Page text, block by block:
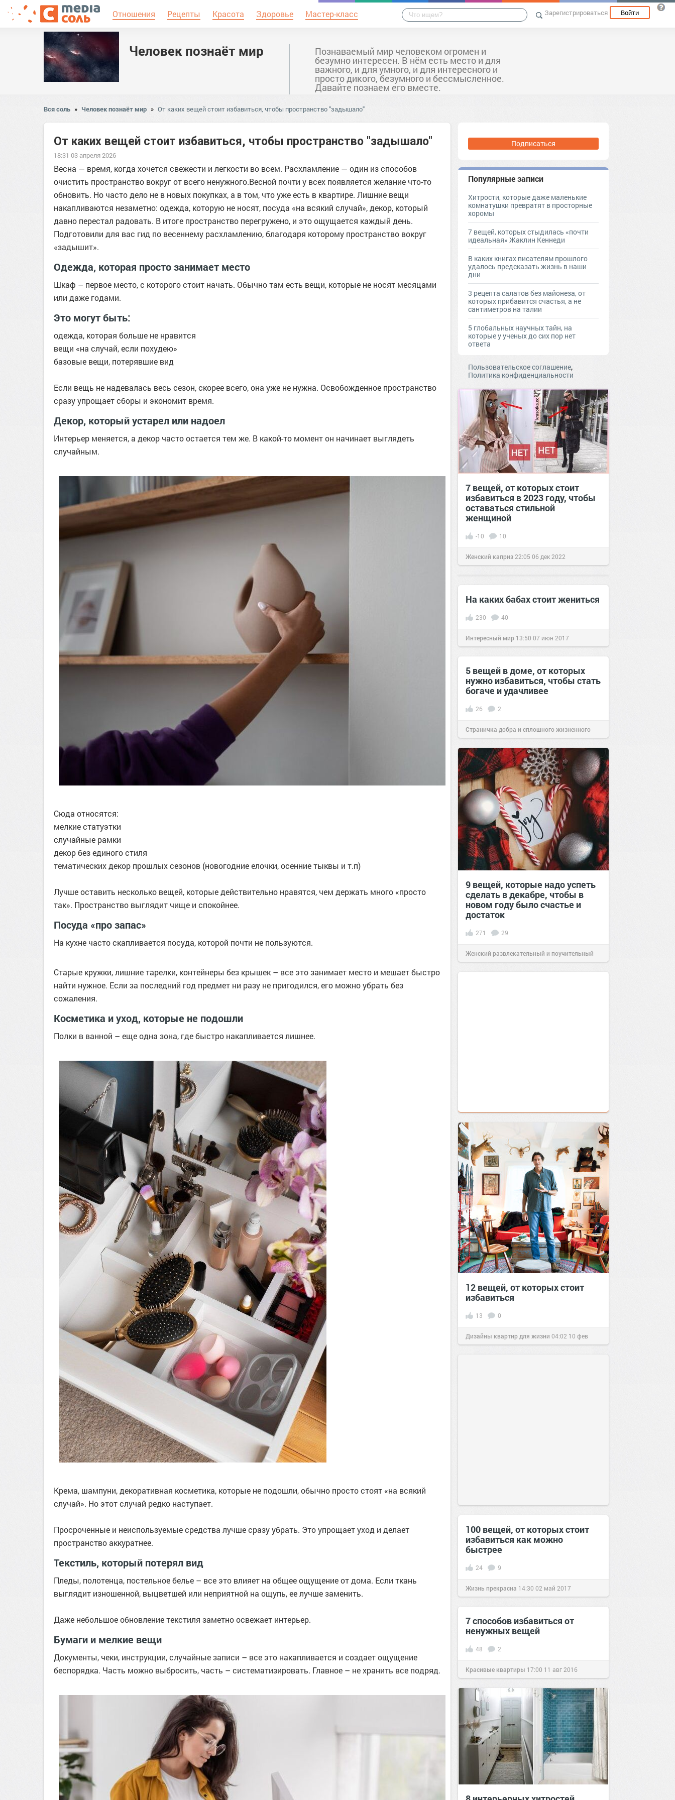
Отношения Рецепты Красота Здоровье Мастер-класс Зарегистрироваться Войти
Человек познаёт мир Познаваемый мир человеком огромен и
безумно интересен. В нём есть место и для
важного, и для умного, и для интересного и
просто дикого, безумного и бессмысленное.
Давайте познаем его вместе.
Вся соль » Человек познаёт мир » От каких вещей стоит избавиться, чтобы пространство "задышало"
От каких вещей стоит избавиться, чтобы пространство "задышало"
18:31 03 апреля 2026
Весна — время, когда хочется свежести и легкости во всем. Расхламление — один из способов
очистить пространство вокруг от всего ненужного.Весной почти у всех появляется желание что-то
обновить. Но часто дело не в новых покупках, а в том, что уже есть в квартире. Лишние вещи
накапливаются незаметно: одежда, которую не носят, посуда «на всякий случай», декор, который
давно перестал радовать. В итоге пространство перегружено, и это ощущается каждый день.
Подготовили для вас гид по весеннему расхламлению, благодаря которому пространство вокруг
«задышит».
Одежда, которая просто занимает место
Шкаф – первое место, с которого стоит начать. Обычно там есть вещи, которые не носят месяцами
или даже годами.
Это могут быть:
одежда, которая больше не нравится
вещи «на случай, если похудею»
базовые вещи, потерявшие вид
Если вещь не надевалась весь сезон, скорее всего, она уже не нужна. Освобожденное пространство
сразу упрощает сборы и экономит время.
Декор, который устарел или надоел
Интерьер меняется, а декор часто остается тем же. В какой-то момент он начинает выглядеть
случайным.
Сюда относятся:
мелкие статуэтки
случайные рамки
декор без единого стиля
тематических декор прошлых сезонов (новогодние елочки, осенние тыквы и т.п)
Лучше оставить несколько вещей, которые действительно нравятся, чем держать много «просто
так». Пространство выглядит чище и спокойнее.
Посуда «про запас»
На кухне часто скапливается посуда, которой почти не пользуются.
Старые кружки, лишние тарелки, контейнеры без крышек – все это занимает место и мешает быстро
найти нужное. Если за последний год предмет ни разу не пригодился, его можно убрать без
сожаления.
Косметика и уход, которые не подошли
Полки в ванной – еще одна зона, где быстро накапливается лишнее.
Крема, шампуни, декоративная косметика, которые не подошли, обычно просто стоят «на всякий
случай». Но этот случай редко наступает.
Просроченные и неиспользуемые средства лучше сразу убрать. Это упрощает уход и делает
пространство аккуратнее.
Текстиль, который потерял вид
Пледы, полотенца, постельное белье – все это влияет на общее ощущение от дома. Если ткань
выглядит изношенной, выцветшей или неприятной на ощупь, ее лучше заменить.
Даже небольшое обновление текстиля заметно освежает интерьер.
Бумаги и мелкие вещи
Документы, чеки, инструкции, случайные записи – все это накапливается и создает ощущение
беспорядка. Часть можно выбросить, часть – систематизировать. Главное – не хранить все подряд.
Подписаться
Популярные записи
Хитрости, которые даже маленькие
комнатушки превратят в просторные
хоромы
7 вещей, которых стыдилась «почти
идеальная» Жаклин Кеннеди
В каких книгах писателям прошлого
удалось предсказать жизнь в наши
дни
3 рецепта салатов без майонеза, от
которых прибавится счастья, а не
сантиметров на талии
5 глобальных научных тайн, на
которые у ученых до сих пор нет
ответа
Пользовательское соглашение,
Политика конфиденциальности
7 вещей, от которых стоит
избавиться в 2023 году, чтобы
оставаться стильной
женщиной
-10 10
Женский каприз 22:05 06 дек 2022
На каких бабах стоит жениться
230 40
Интересный мир 13:50 07 июн 2017
5 вещей в доме, от которых
нужно избавиться, чтобы стать
богаче и удачливее
26 2
Страничка добра и сплошного жизненного
позитива!14:0218 апр 2019
9 вещей, которые надо успеть
сделать в декабре, чтобы в
новом году было счастье и
достаток
271 29
Женский развлекательный и поучительный
сайт.20:18 15 дек 2020
12 вещей, от которых стоит
избавиться
13 0
Дизайны квартир для жизни 04:02 10 фев
100 вещей, от которых стоит
избавиться как можно
быстрее
24 9
Жизнь прекрасна 14:30 02 май 2017
7 способов избавиться от
ненужных вещей
48 2
Красивые квартиры 17:00 11 авг 2016